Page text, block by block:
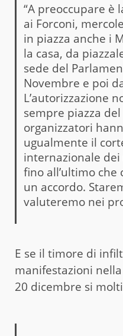
“A preoccupare è
ai Forconi,
in piazza anche i
la casa, da
sede del
Novembre e poi
L’autorizzazione
sempre piazza
organizzatori
ugualmente il
internazionale
fino all’ultimo che
un accordo.
valuteremo nei
E se il timore di
manifestazioni
20 dicembre si